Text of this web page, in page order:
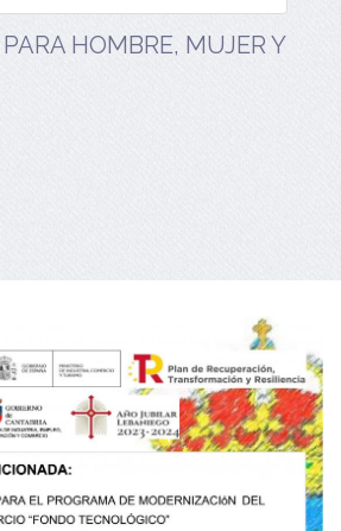
HOMBRE, MUJER Y